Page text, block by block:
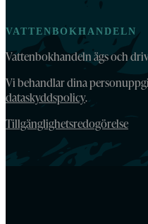
VATTENBOKHANDELN
Vattenbokhandeln ägs och
Vi behandlar dina
dataskyddspolicy.
Tillgänglighetsredogörelse